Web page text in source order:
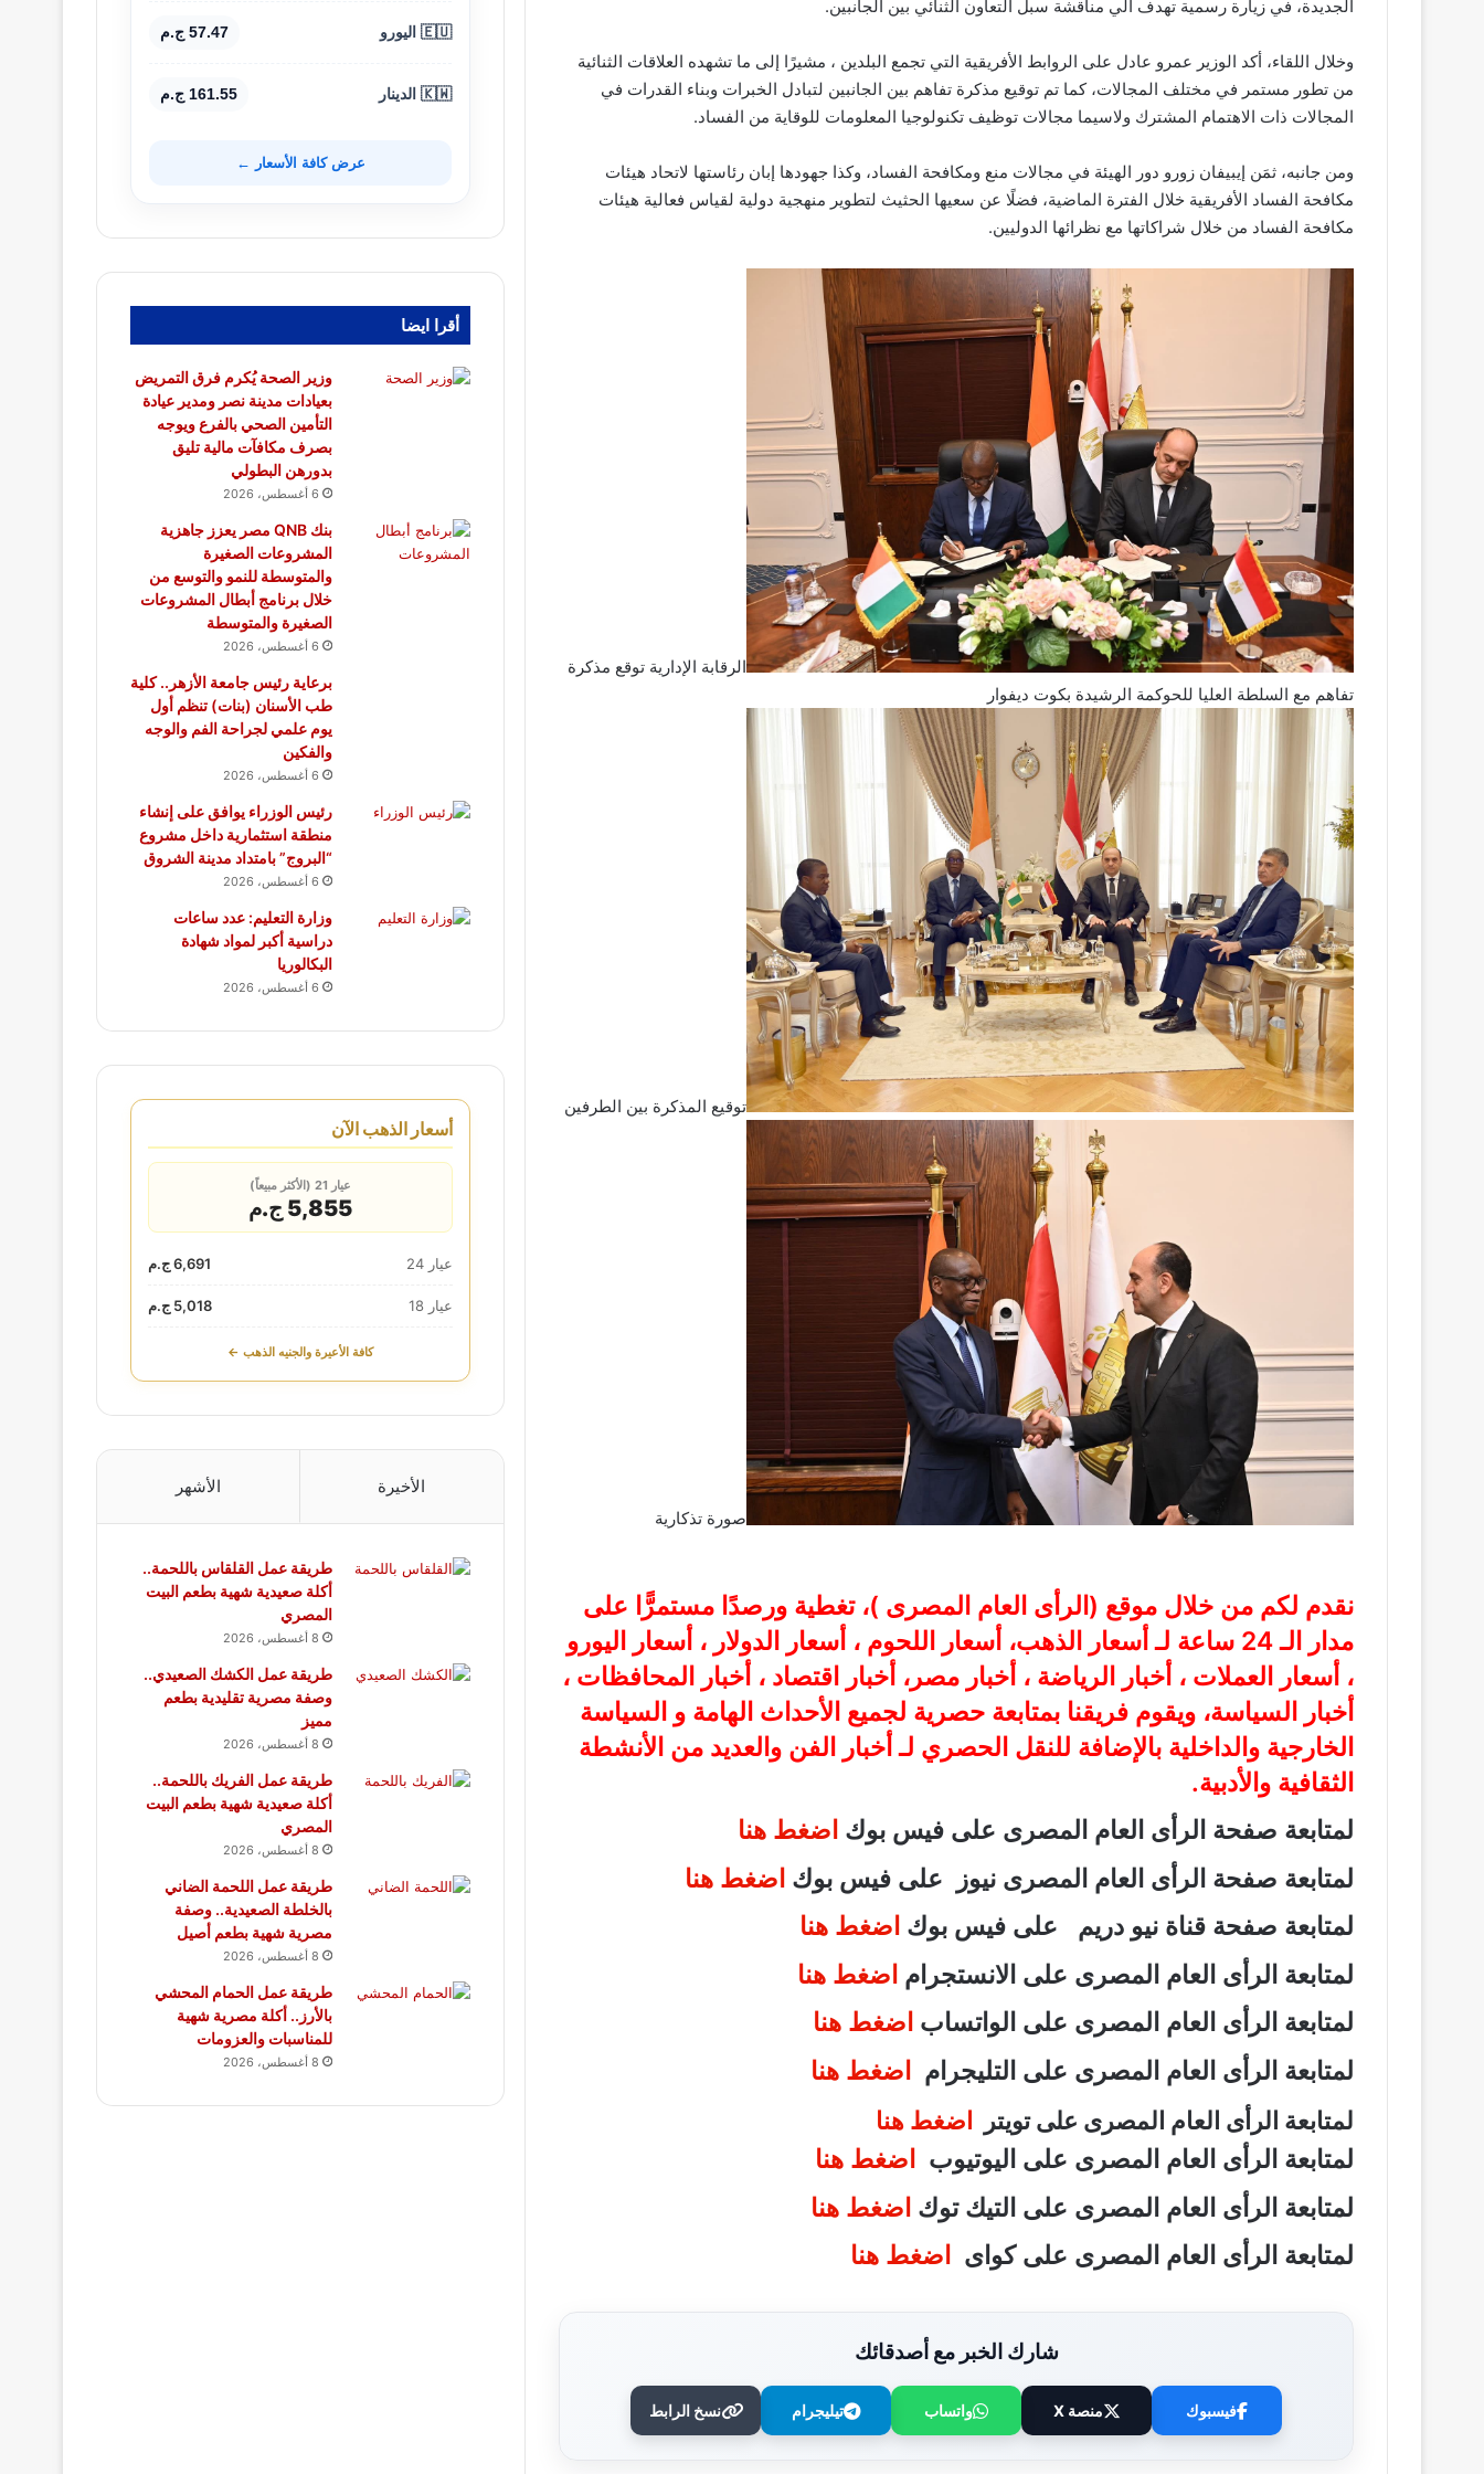
الجديدة، في زيارة رسمية تهدف الي مناقشة سبل التعاون الثنائي بين الجانبين.
وخلال اللقاء، أكد الوزير عمرو عادل على الروابط الأفريقية التي تجمع البلدين ، مشيرًا إلى ما تشهده العلاقات الثنائية
من تطور مستمر في مختلف المجالات، كما تم توقيع مذكرة تفاهم بين الجانبين لتبادل الخبرات وبناء القدرات في
المجالات ذات الاهتمام المشترك ولاسيما مجالات توظيف تكنولوجيا المعلومات للوقاية من الفساد.
ومن جانبه، ثمَن إيبيفان زورو دور الهيئة في مجالات منع ومكافحة الفساد، وكذا جهودها إبان رئاستها لاتحاد هيئات
مكافحة الفساد الأفريقية خلال الفترة الماضية، فضلًا عن سعيها الحثيث لتطوير منهجية دولية لقياس فعالية هيئات
مكافحة الفساد من خلال شراكاتها مع نظرائها الدوليين.
الرقابة الإدارية توقع مذكرة
تفاهم مع السلطة العليا للحوكمة الرشيدة بكوت ديفوار
توقيع المذكرة بين الطرفين
صورة تذكارية
نقدم لكم من خلال موقع ( الرأى العام المصرى )، تغطية ورصدًا مستمرًّا على
مدار الـ 24 ساعة لـ أسعار الذهب، أسعار اللحوم ، أسعار الدولار ، أسعار اليورو
، أسعار العملات ، أخبار الرياضة ، أخبار مصر، أخبار اقتصاد ، أخبار المحافظات ،
أخبار السياسة، ويقوم فريقنا بمتابعة حصرية لجميع الأحداث الهامة و السياسة
الخارجية والداخلية بالإضافة للنقل الحصري لـ أخبار الفن والعديد من الأنشطة
الثقافية والأدبية.
لمتابعة صفحة الرأى العام المصرى على فيس بوك اضغط هنا
لمتابعة صفحة الرأى العام المصرى نيوز على فيس بوك اضغط هنا
لمتابعة صفحة قناة نيو دريم على فيس بوك اضغط هنا
لمتابعة الرأى العام المصرى على الانستجرام اضغط هنا
لمتابعة الرأى العام المصرى على الواتساب اضغط هنا
لمتابعة الرأى العام المصرى على التليجرام
اضغط هنا
لمتابعة الرأى العام المصرى على تويتر اضغط هنا
لمتابعة الرأى العام المصرى على اليوتيوب
اضغط هنا
لمتابعة الرأى العام المصرى على التيك توك اضغط هنا
لمتابعة الرأى العام المصرى على كواى
اضغط هنا
شارك الخبر مع أصدقائك
فيسبوك منصة X واتساب تيليجرام
نسخ الرابط
وزير الصحة يُكرم فرق التمريض بعيادات
🇪🇺 اليورو 57.47 ج.م
🇰🇼 الدينار 161.55 ج.م
عرض كافة الأسعار ←
أقرا ايضا
وزير الصحة يُكرم فرق التمريض
بعيادات مدينة نصر ومدير عيادة
التأمين الصحي بالفرع ويوجه
بصرف مكافآت مالية تليق
بدورهن البطولي
6 أغسطس، 2026
بنك QNB مصر يعزز جاهزية
المشروعات الصغيرة
والمتوسطة للنمو والتوسع من
خلال برنامج أبطال المشروعات
الصغيرة والمتوسطة
6 أغسطس، 2026
برعاية رئيس جامعة الأزهر.. كلية
طب الأسنان (بنات) تنظم أول
يوم علمي لجراحة الفم والوجه
والفكين
6 أغسطس، 2026
رئيس الوزراء يوافق على إنشاء
منطقة استثمارية داخل مشروع
“البروج” بامتداد مدينة الشروق
6 أغسطس، 2026
وزارة التعليم: عدد ساعات
دراسية أكبر لمواد شهادة
البكالوريا
6 أغسطس، 2026
أسعار الذهب الآن
عيار 21 (الأكثر مبيعاً)
5,855 ج.م
عيار 24 6,691 ج.م
عيار 18 5,018 ج.م
كافة الأعيرة والجنيه الذهب ←
الأخيرة الأشهر
طريقة عمل القلقاس باللحمة..
أكلة صعيدية شهية بطعم البيت
المصري
8 أغسطس، 2026
طريقة عمل الكشك الصعيدي..
وصفة مصرية تقليدية بطعم
مميز
8 أغسطس، 2026
طريقة عمل الفريك باللحمة..
أكلة صعيدية شهية بطعم البيت
المصري
8 أغسطس، 2026
طريقة عمل اللحمة الضاني
بالخلطة الصعيدية.. وصفة
مصرية شهية بطعم أصيل
8 أغسطس، 2026
طريقة عمل الحمام المحشي
بالأرز.. أكلة مصرية شهية
للمناسبات والعزومات
8 أغسطس، 2026